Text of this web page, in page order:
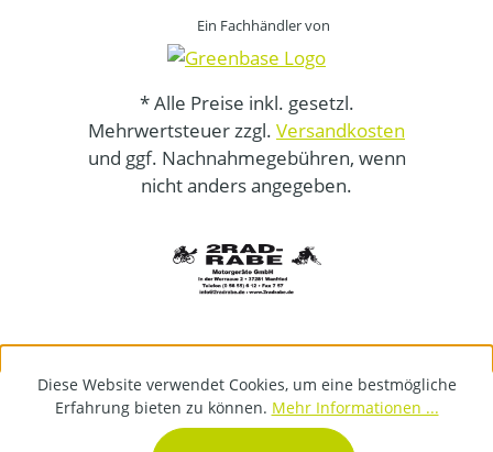
Ein Fachhändler von
* Alle Preise inkl. gesetzl.
Mehrwertsteuer zzgl. Versandkosten
und ggf. Nachnahmegebühren, wenn
nicht anders angegeben.
Diese Website verwendet Cookies, um eine bestmögliche
Erfahrung bieten zu können. Mehr Informationen ...